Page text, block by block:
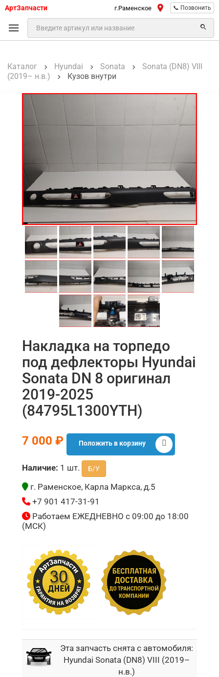
АртЗапчасти г.Раменское 📞 Позвонить
Каталог Hyundai Sonata
Sonata (DN8) VIII
(2019– н.в.)
Кузов внутри
Накладка на торпедо
под дефлекторы Hyundai
Sonata DN 8 оригинал
2019-2025
(84795L1300YTH)
7 000 ₽ Положить в корзину
Наличие: 1 шт. Б/У
г. Раменское, Карла Маркса, д.5
+7 901 417-31-91
Работаем ЕЖЕДНЕВНО с 09:00 до 18:00
(МСК)
Эта запчасть снята с автомобиля:
Hyundai Sonata (DN8) VIII (2019–
н.в.)